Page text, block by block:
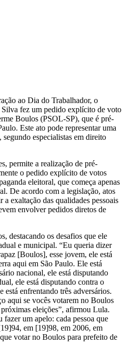
ao Dia do Trabalhador, o
fez um pedido explícito de voto
Boulos (PSOL-SP), que é pré-
Este ato pode representar uma
especialistas em direito
permite a realização de pré-
o pedido explícito de votos
eleitoral, que começa apenas
De acordo com a legislação, atos
exaltação das qualidades pessoais
envolver pedidos diretos de
destacando os desafios que ele
e municipal. “Eu queria dizer
[Boulos], esse jovem, ele está
aqui em São Paulo. Ele está
nacional, ele está disputando
ele está disputando contra o
enfrentando três adversários.
aqui se vocês votarem no Boulos
eleições”, afirmou Lula.
um apelo: cada pessoa que
em [19]98, em 2006, em
votar no Boulos para prefeito de